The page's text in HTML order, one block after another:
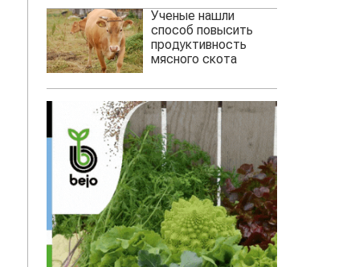
Ученые нашли
способ повысить
продуктивность
мясного скота